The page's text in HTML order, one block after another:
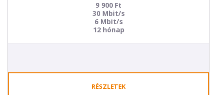
9 900 Ft
30 Mbit/s
6 Mbit/s
12 hónap
RÉSZLETEK